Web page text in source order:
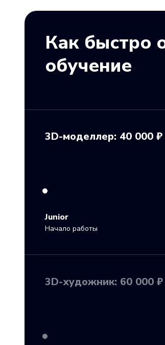
Как быстро
обучение
3D-моделлер: 40 000
Junior
Начало работы
3D-художник: 60 000